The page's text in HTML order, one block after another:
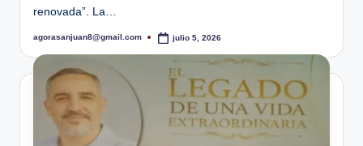
renovada”. La…
Publicado
agorasanjuan8@gmail.com julio 5, 2026